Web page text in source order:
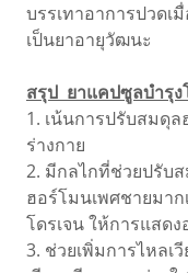
บรรเทาอาการปวดเ
เป็นยาอายุวัฒนะ
สรุป ยาแคปซูลบำรุ
1. เน้นการปรับสมดุ
ร่างกาย
2. มีกลไกที่ช่วยปรับ
ฮอร์โมนเพศชายมา
โดรเจน ให้การแสด
3. ช่วยเพิ่มการไหลเ